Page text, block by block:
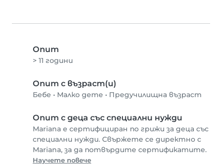
Опит
> 11 години
Опит с възраст(и)
Бебе • Малко дете • Предучилищна възраст
Опит с деца със специални нужди
Mariana е сертифициран по грижи за деца със
специални нужди. Свържете се директно с
Mariana, за да потвърдите сертификатите.
Научете повече